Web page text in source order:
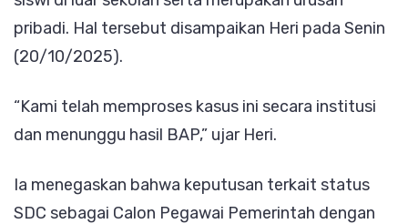
pribadi. Hal tersebut disampaikan Heri pada Senin
(20/10/2025).
“Kami telah memproses kasus ini secara institusi
dan menunggu hasil BAP,” ujar Heri.
Ia menegaskan bahwa keputusan terkait status
SDC sebagai Calon Pegawai Pemerintah dengan